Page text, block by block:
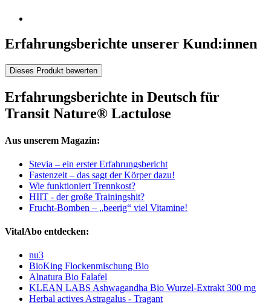
Erfahrungsberichte unserer Kund:innen
Dieses Produkt bewerten
Erfahrungsberichte in Deutsch für
Transit Nature® Lactulose
Aus unserem Magazin:
Stevia – ein erster Erfahrungsbericht
Fastenzeit – das sagt der Körper dazu!
Wie funktioniert Trennkost?
HIIT - der große Trainingshit?
Frucht-Bomben – „beerig“ viel Vitamine!
VitalAbo entdecken:
nu3
BioKing Flockenmischung Bio
Alnatura Bio Falafel
KLEAN LABS Ashwagandha Bio Wurzel-Extrakt 300 mg
Herbal actives Astragalus - Tragant